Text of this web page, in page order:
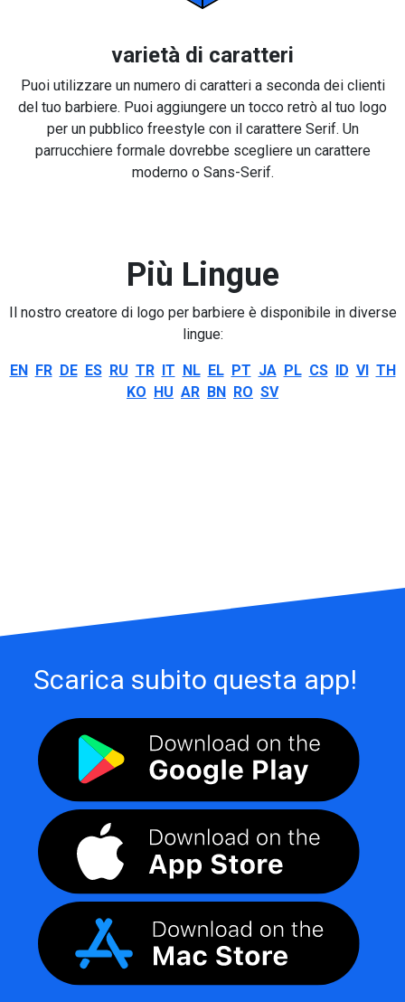
varietà di caratteri
Puoi utilizzare un numero di caratteri a seconda dei clienti
del tuo barbiere. Puoi aggiungere un tocco retrò al tuo logo
per un pubblico freestyle con il carattere Serif. Un
parrucchiere formale dovrebbe scegliere un carattere
moderno o Sans-Serif.
Più Lingue
Il nostro creatore di logo per barbiere è disponibile in diverse
lingue:
EN FR DE ES RU TR IT NL EL PT JA PL CS ID VI TH
KO HU AR BN RO SV
Scarica subito questa app!